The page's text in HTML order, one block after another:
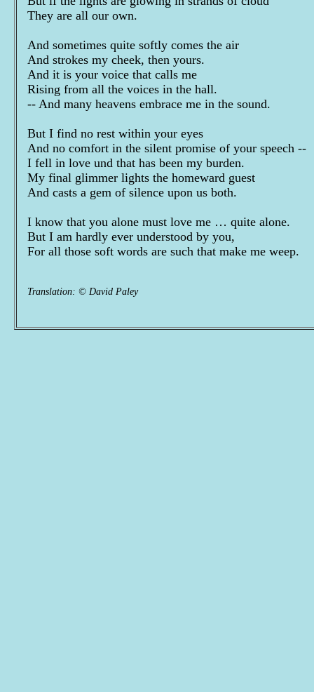
They are all our own.
And sometimes quite softly comes the air
And strokes my cheek, then yours.
And it is your voice that calls me
Rising from all the voices in the hall.
-- And many heavens embrace me in the sound.
But I find no rest within your eyes
And no comfort in the silent promise of your speech --
I fell in love und that has been my burden.
My final glimmer lights the homeward guest
And casts a gem of silence upon us both.
I know that you alone must love me … quite alone.
But I am hardly ever understood by you,
For all those soft words are such that make me weep.
Translation: © David Paley